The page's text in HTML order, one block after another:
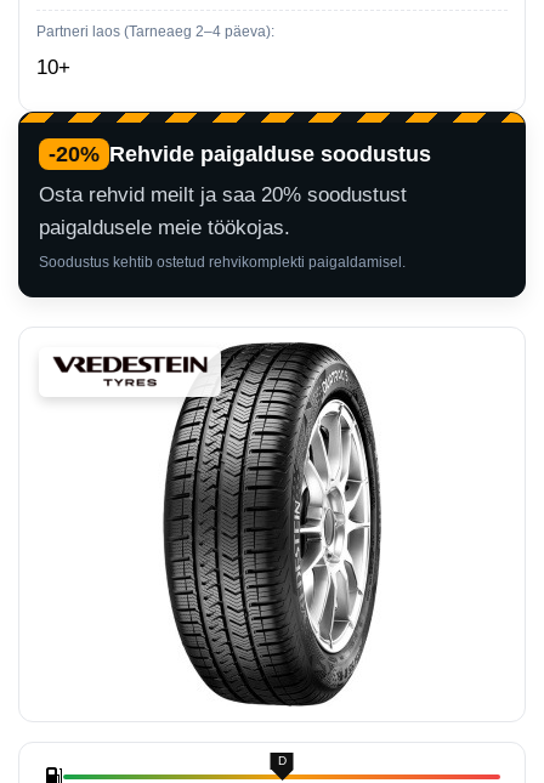
Partneri laos (Tarneaeg 2–4 päeva):
10+
-20% Rehvide paigalduse soodustus
Osta rehvid meilt ja saa 20% soodustust
paigaldusele meie töökojas.
Soodustus kehtib ostetud rehvikomplekti paigaldamisel.
D